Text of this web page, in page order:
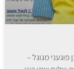
מגוגל –